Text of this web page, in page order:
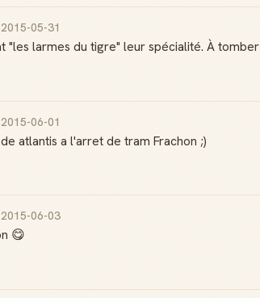
2015-05-31
"les larmes du tigre" leur spécialité. À tomber
2015-06-01
atlantis a l'arret de tram Frachon ;)
2015-06-03
😋
Deviens une